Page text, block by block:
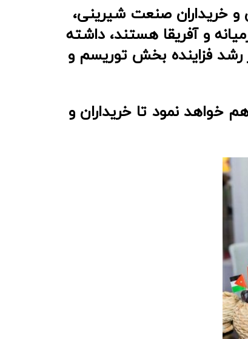
و خریداران صنعت شیرینی،
و آفریقا هستند، داشته
رشد فزاینده بخش توریسم و
خواهد نمود تا خریداران و